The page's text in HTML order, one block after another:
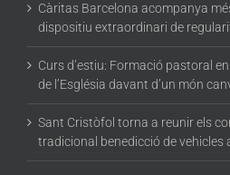
Càritas Barcelona acompanya
dispositiu extraordinari de
Curs d’estiu: Formació pastoral
de l’Església davant d’un món
Sant Cristòfol torna a reunir els
tradicional benedicció de vehicles